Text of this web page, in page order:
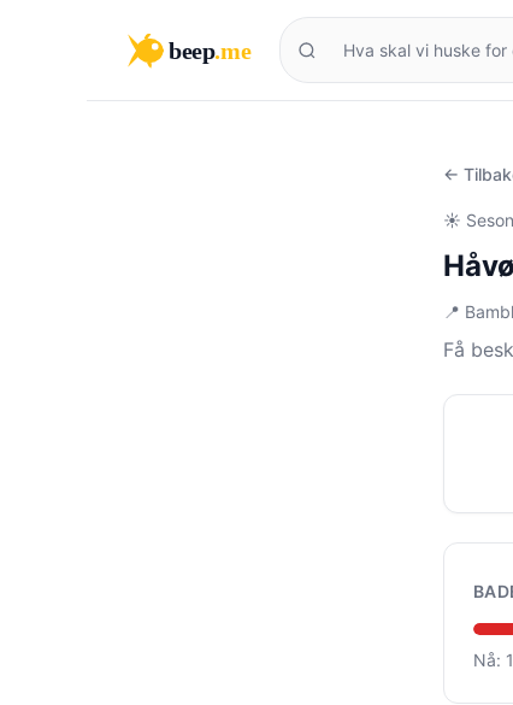
beep.me
←
☀️
📍
Få
Nå: